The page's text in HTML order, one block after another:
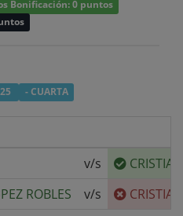
Bonificación: 0 puntos
- CUARTA
v/s
ROBLES v/s